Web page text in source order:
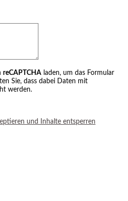
reCAPTCHA laden, um das Formular
Sie, dass dabei Daten mit
werden.
und Inhalte entsperren